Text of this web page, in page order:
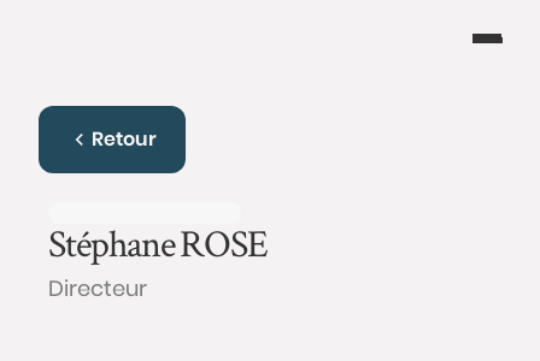
Retour
StéphaneROSE
Directeur